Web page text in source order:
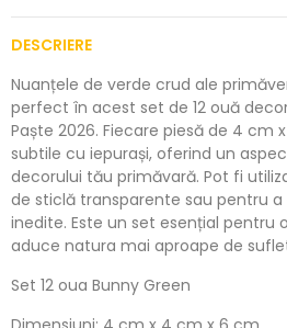
DESCRIERE
Nuanțele de verde crud ale
perfect în acest set de 12 ouă
Paște 2026. Fiecare piesă de 4 cm
subtile cu iepurași, oferind un
decorului tău primăvară. Pot fi
de sticlă transparente sau pentru
inedite. Este un set esențial pentru
aduce natura mai aproape de
Set 12 oua Bunny Green